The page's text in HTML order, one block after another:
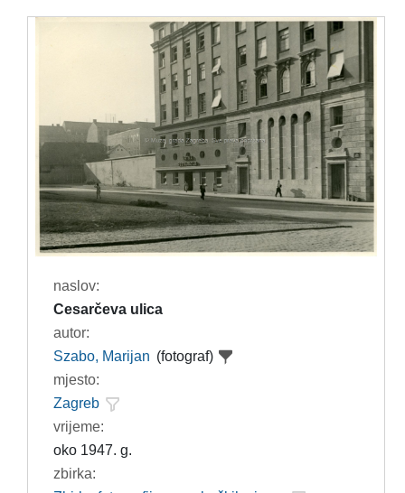
naslov:
Cesarčeva ulica
autor:
Szabo, Marijan (fotograf)
mjesto:
Zagreb
vrijeme:
oko 1947. g.
zbirka: